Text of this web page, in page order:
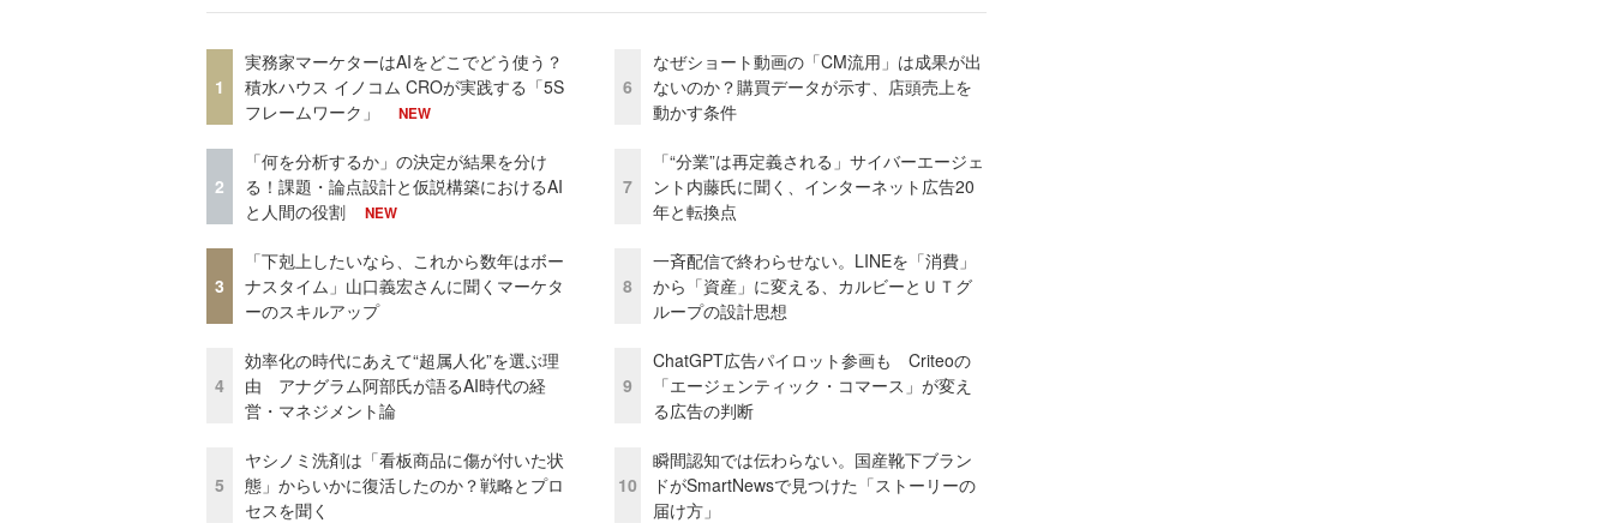
1
実務家マーケターはAIをどこでどう使う？
積水ハウス イノコム CROが実践する「5S
フレームワーク」
NEW
2
「何を分析するか」の決定が結果を分け
る！課題・論点設計と仮説構築におけるAI
と人間の役割
NEW
3
「下剋上したいなら、これから数年はボー
ナスタイム」山口義宏さんに聞くマーケタ
ーのスキルアップ
4
効率化の時代にあえて“超属人化”を選ぶ理
由 アナグラム阿部氏が語るAI時代の経
営・マネジメント論
5
ヤシノミ洗剤は「看板商品に傷が付いた状
態」からいかに復活したのか？戦略とプロ
セスを聞く
6
なぜショート動画の「CM流用」は成果が出
ないのか？購買データが示す、店頭売上を
動かす条件
7
「“分業”は再定義される」サイバーエージェ
ント内藤氏に聞く、インターネット広告20
年と転換点
8
一斉配信で終わらせない。LINEを「消費」
から「資産」に変える、カルビーとＵＴグ
ループの設計思想
9
ChatGPT広告パイロット参画も Criteoの
「エージェンティック・コマース」が変え
る広告の判断
10
瞬間認知では伝わらない。国産靴下ブラン
ドがSmartNewsで見つけた「ストーリーの
届け方」